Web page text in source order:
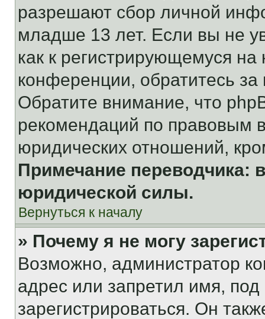
разрешают сбор личной
младше 13 лет. Если вы не
как к регистрирующемуся
конференции, обратитесь
Обратите внимание, что
рекомендаций по правовым
юридических отношений,
Примечание переводчика:
юридической силы.
Вернуться к началу
» Почему я не могу
Возможно, администратор
адрес или запретил имя,
зарегистрироваться. Он